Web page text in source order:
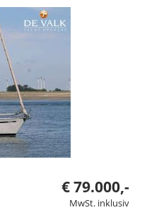
€ 79.000,-
MwSt. inklusiv